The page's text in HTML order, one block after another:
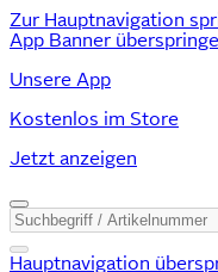
Zur Hauptnavigation
App Banner
Unsere App
Kostenlos im Store
Jetzt anzeigen
Hauptnavigation